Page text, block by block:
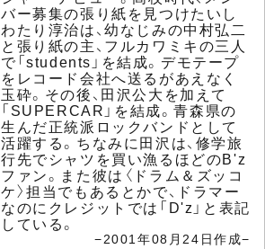
バー募集の張り紙を見つけたいし
わたり淳治は、幼なじみの中村弘二
と張り紙の主、フルカワミキの三人
で「students」を結成。デモテープ
をレコード会社へ送るがあえなく
玉砕。その後、田沢公大を加えて
「SUPERCAR」を結成。青森県の
生んだ正統派ロックバンドとして
活躍する。ちなみに田沢は、修学旅
行先でシャツを買い漁るほどのB'z
ファン。また彼は〈ドラム＆ズッコ
ケ〉担当でもあるとかで、ドラマー
なのにクレジットでは「D'z」と表記
している。
−2001年08月24日作成−